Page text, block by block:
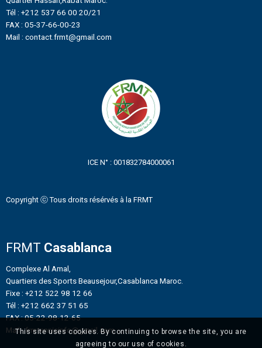
Tél : +212 537 66 00 20/21
FAX : 05-37-66-00-23
Mail : contact.frmt@gmail.com
ICE N° : 001832784000061
Copyright ⓒ Tous droits résérvés à la FRMT
FRMT Casablanca
Complexe Al Amal,
Quartiers des Sports Beausejour,Casablanca Maroc.
Fixe : +212 522 98 12 66
Tél : +212 662 37 51 65
FAX : 05-22-98-12-65
Mail : frmtennisinfo@gmail.com
This site uses cookies. By continuing to browse the site, you are
agreeing to our use of cookies.